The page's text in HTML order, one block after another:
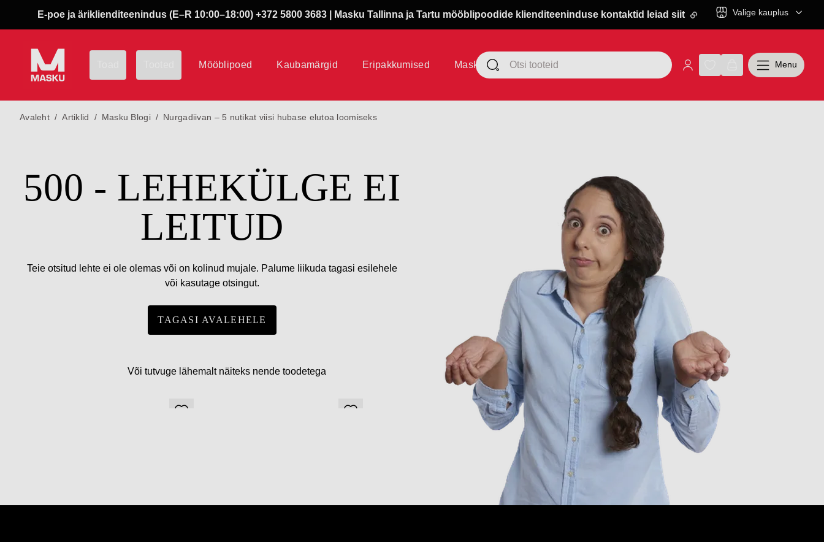
E-poe ja äriklienditeenindus (E–R 10:00–18:00) +372 5800 3683 | Masku Tallinna ja Tartu mööblipoodide klienditeeninduse kontaktid leiad siit Valige kauplus
Mööblipoed Kaubamärgid Eripakkumised Masku klubi Menu
Avaleht / Artiklid / Masku Blogi / Nurgadiivan – 5 nutikat viisi hubase elutoa loomiseks
500 - LEHEKÜLGE EI
LEITUD
Teie otsitud lehte ei ole olemas või on kolinud mujale. Palume liikuda tagasi esilehele
või kasutage otsingut.
TAGASI AVALEHELE
Või tutvuge lähemalt näiteks nende toodetega